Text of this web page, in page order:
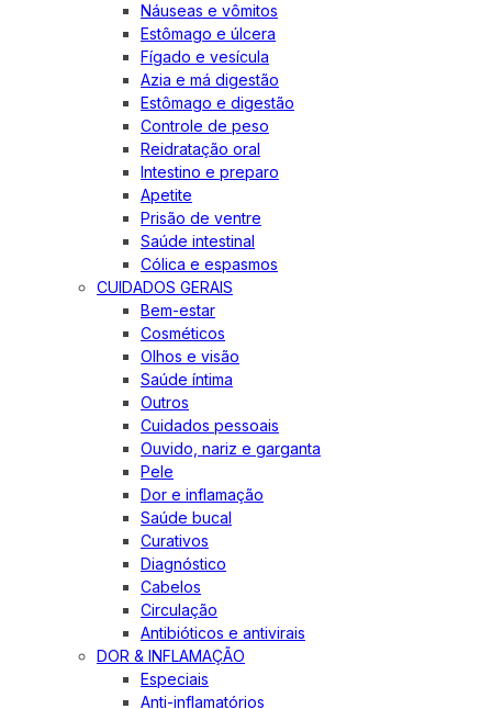
Náuseas e vômitos
Estômago e úlcera
Fígado e vesícula
Azia e má digestão
Estômago e digestão
Controle de peso
Reidratação oral
Intestino e preparo
Apetite
Prisão de ventre
Saúde intestinal
Cólica e espasmos
CUIDADOS GERAIS
Bem-estar
Cosméticos
Olhos e visão
Saúde íntima
Outros
Cuidados pessoais
Ouvido, nariz e garganta
Pele
Dor e inflamação
Saúde bucal
Curativos
Diagnóstico
Cabelos
Circulação
Antibióticos e antivirais
DOR & INFLAMAÇÃO
Especiais
Anti-inflamatórios